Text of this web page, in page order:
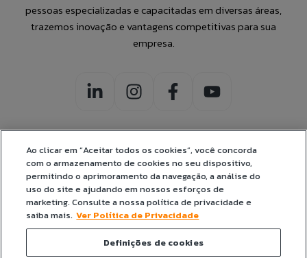
pessoas especializadas e capacitadas em diversas áreas,
trazemos inovação e vantagens competitivas para sua
empresa.
CERTIFICADOS:
© Jump Label Solutions 2026. Todos os direitos reservados.
Ao clicar em “Aceitar todos os cookies”, você concorda
com o armazenamento de cookies no seu dispositivo,
permitindo o aprimoramento da navegação, a análise do
uso do site e ajudando em nossos esforços de
marketing. Consulte a nossa política de privacidade e
saiba mais. Ver Política de Privacidade
Definições de cookies